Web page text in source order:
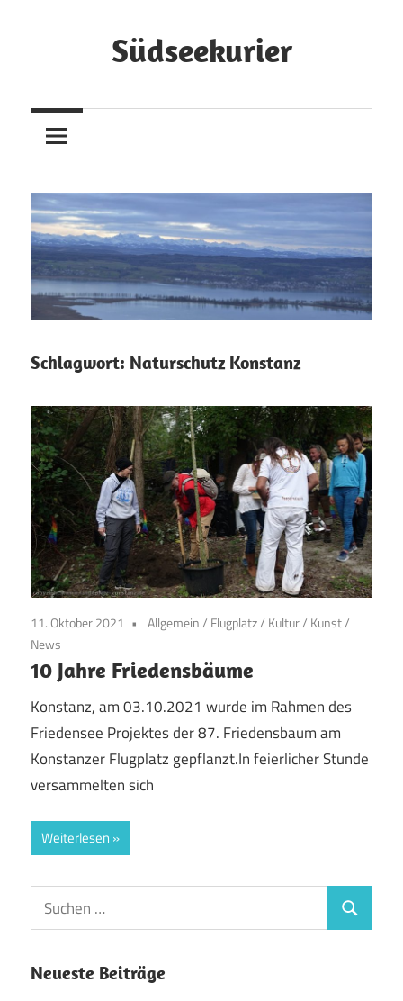
Südseekurier
Zeitung
und
Schlagwort: Naturschutz Konstanz
11. Oktober 2021 Allgemein/ Flugplatz/ Kultur/ Kunst/
News
10 Jahre Friedensbäume
Konstanz, am 03.10.2021 wurde im Rahmen des
Friedensee Projektes der 87. Friedensbaum am
Konstanzer Flugplatz gepflanzt.In feierlicher Stunde
versammelten sich
Weiterlesen
Suchen
nach:
Suchen
Neueste Beiträge